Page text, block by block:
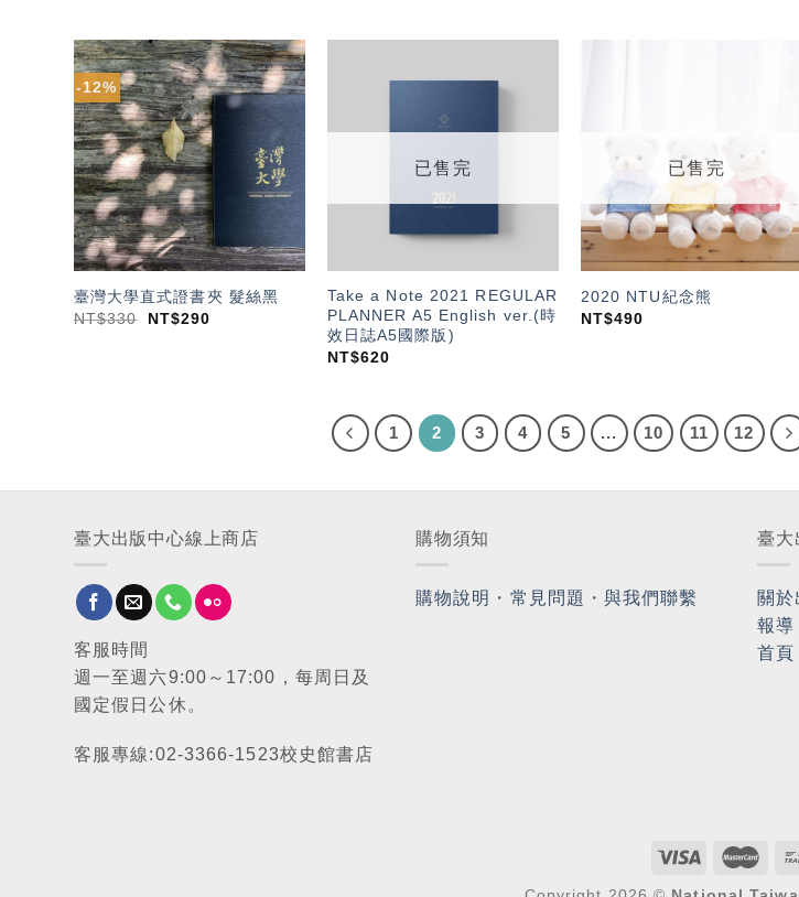
-12%
望輕
單」
臺灣大學直式證書夾 髮絲黑
NT$330 NT$290
望輕
已售完
Take a Note 2021 REGULAR
PLANNER A5 English ver.(時
效日誌A5國際版)
NT$620
已售完
2020 NTU紀念熊
NT$490
1 2 3 4 5 ... 10 11 12
臺大出版中心線上商店
客服時間
週一至週六9:00～17:00，每周日及
國定假日公休。
客服專線:02-3366-1523校史館書店
購物須知
購物說明 ・ 常見問題 ・與我們聯繫
臺大
關於
報導
首頁